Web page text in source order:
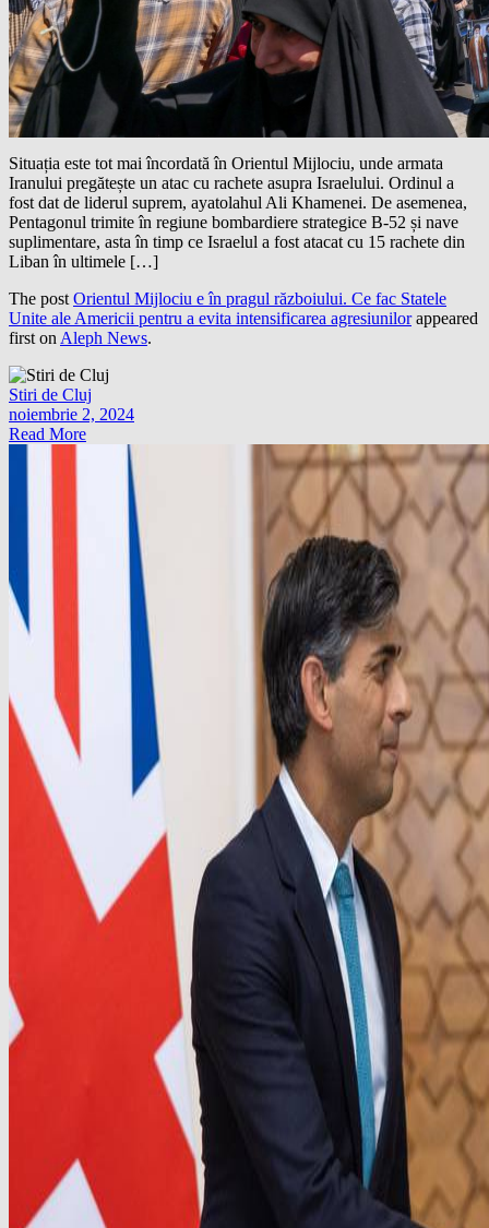
Situația este tot mai încordată în Orientul Mijlociu, unde armata
Iranului pregătește un atac cu rachete asupra Israelului. Ordinul a
fost dat de liderul suprem, ayatolahul Ali Khamenei. De asemenea,
Pentagonul trimite în regiune bombardiere strategice B-52 și nave
suplimentare, asta în timp ce Israelul a fost atacat cu 15 rachete din
Liban în ultimele […]
The post Orientul Mijlociu e în pragul războiului. Ce fac Statele
Unite ale Americii pentru a evita intensificarea agresiunilorappeared
first on Aleph News.
Stiri de Cluj
noiembrie 2, 2024
Read More